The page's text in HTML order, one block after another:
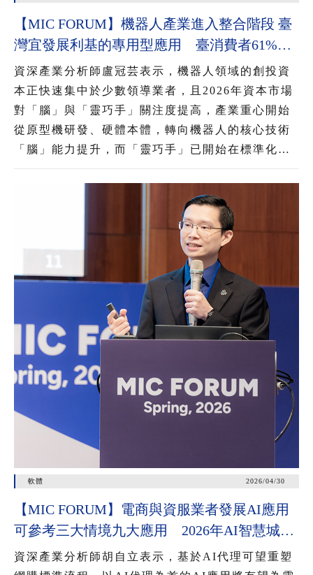
【MIC FORUM】機器人產業進入整合階段 臺
灣宜發展利基的專用型應用 臺消費者61%看
好AI眼鏡潛力 54%對無顯示AI眼鏡有興趣
資深產業分析師盧冠芸表示，機器人領域的創投資
本正快速集中於少數領導業者，且2026年資本市場
對「腦」與「靈巧手」關注度提高，產業重心開始
從原型機研發、硬體本體，轉向機器人的核心技術
「腦」能力提升，而「靈巧手」已開始在標準化工
軟體 2026/04/30
【MIC FORUM】電商與資服業者發展AI應用
可參考三大情境九大應用 2026年AI智慧城市
公共服務應用有三大趨勢
資深產業分析師胡自立表示，基於AI代理可望重塑